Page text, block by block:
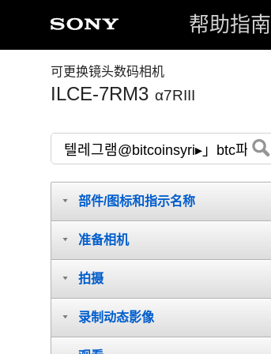
帮助指南
可更换镜头数码相机
ILCE-7RM3 α7RIII
部件/图标和指示名称
准备相机
拍摄
录制动态影像